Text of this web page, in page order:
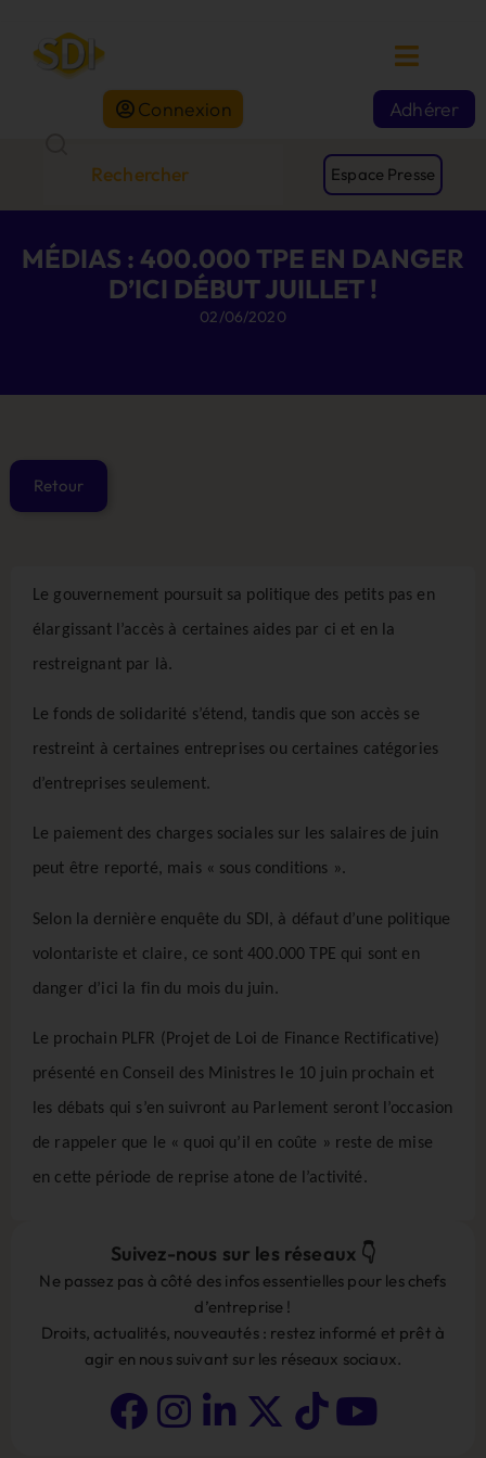
Connexion Adhérer
Espace Presse
MÉDIAS : 400.000 TPE EN DANGER
D’ICI DÉBUT JUILLET !
02/06/2020
Le gouvernement poursuit sa politique des petits pas en
élargissant l’accès à certaines aides par ci et en la
restreignant par là.
Le fonds de solidarité s’étend, tandis que son accès se
restreint à certaines entreprises ou certaines catégories
d’entreprises seulement.
Le paiement des charges sociales sur les salaires de juin
peut être reporté, mais « sous conditions ».
Selon la dernière enquête du SDI, à défaut d’une politique
volontariste et claire, ce sont 400.000 TPE qui sont en
danger d’ici la fin du mois du juin.
Le prochain PLFR (Projet de Loi de Finance Rectificative)
présenté en Conseil des Ministres le 10 juin prochain et
les débats qui s’en suivront au Parlement seront l’occasion
de rappeler que le « quoi qu’il en coûte » reste de mise
en cette période de reprise atone de l’activité.
Suivez-nous sur les réseaux 👇
Ne passez pas à côté des infos essentielles pour les chefs
d’entreprise !
Droits, actualités, nouveautés : restez informé et prêt à
agir en nous suivant sur les réseaux sociaux.